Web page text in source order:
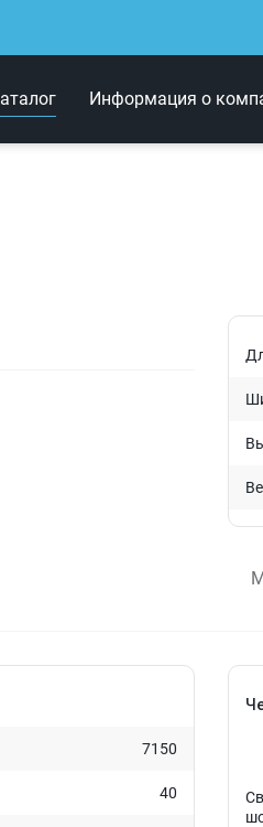
Интерьерные светильники
Информация о
7150
40